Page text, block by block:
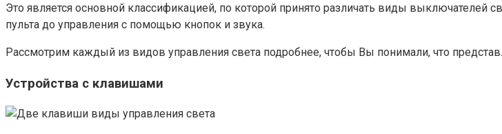
Это является основной классификацией, по которой принято различать виды выключателей
пульта до управления с помощью кнопок и звука.
Рассмотрим каждый из видов управления света подробнее, чтобы Вы понимали, что
Устройства с клавишами